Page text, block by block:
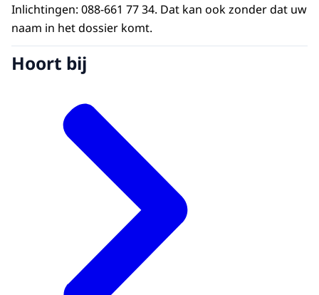
Inlichtingen: 088-661 77 34. Dat kan ook zonder dat uw
naam in het dossier komt.
Hoort bij